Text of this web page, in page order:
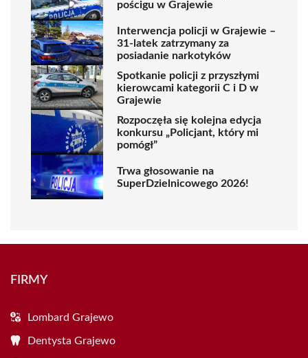
pościgu w Grajewie
Interwencja policji w Grajewie –
31-latek zatrzymany za
posiadanie narkotyków
Spotkanie policji z przyszłymi
kierowcami kategorii C i D w
Grajewie
Rozpoczęła się kolejna edycja
konkursu „Policjant, który mi
pomógł”
Trwa głosowanie na
SuperDzielnicowego 2026!
FIRMY
Lombard Grajewo
Dentysta Grajewo